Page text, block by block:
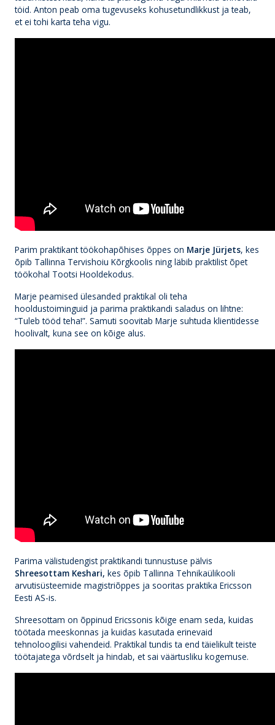
töid. Anton peab oma tugevuseks kohusetundlikkust ja teab,
et ei tohi karta teha vigu.
Parim praktikant töökohapõhises õppes on Marje Jürjets, kes
õpib Tallinna Tervishoiu Kõrgkoolis ning läbib praktilist õpet
töökohal Tootsi Hooldekodus.
Marje peamised ülesanded praktikal oli teha
hooldustoiminguid ja parima praktikandi saladus on lihtne:
“Tuleb tööd teha!”. Samuti soovitab Marje suhtuda klientidesse
hoolivalt, kuna see on kõige alus.
Parima välistudengist praktikandi tunnustuse pälvis
Shreesottam Keshari, kes õpib Tallinna Tehnikaülikooli
arvutisüsteemide magistriõppes ja sooritas praktika Ericsson
Eesti AS-is.
Shreesottam on õppinud Ericssonis kõige enam seda, kuidas
töötada meeskonnas ja kuidas kasutada erinevaid
tehnoloogilisi vahendeid. Praktikal tundis ta end täielikult teiste
töötajatega võrdselt ja hindab, et sai väärtusliku kogemuse.